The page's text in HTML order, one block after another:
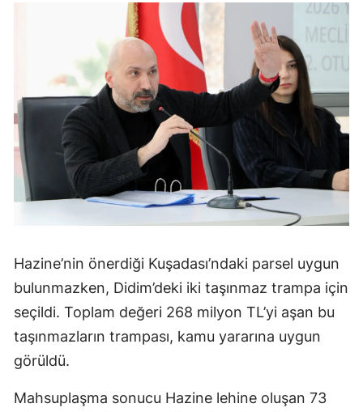
Hazine’nin önerdiği Kuşadası’ndaki parsel uygun
bulunmazken, Didim’deki iki taşınmaz trampa için
seçildi. Toplam değeri 268 milyon TL’yi aşan bu
taşınmazların trampası, kamu yararına uygun
görüldü.
Mahsuplaşma sonucu Hazine lehine oluşan 73